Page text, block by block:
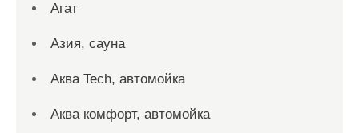
Агат
Азия, сауна
Аква Tech, автомойка
Аква комфорт, автомойка